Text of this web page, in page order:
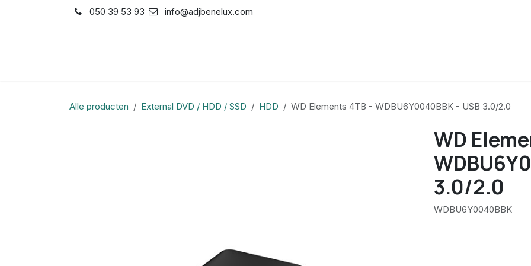
Overslaan naar inhoud
050 39 53 93 info@adjbenelux.com
Alle producten External DVD / HDD / SSD HDD WD Elements 4TB - WDBU6Y0040BBK - USB 3.0/2.0
WD
3.0/2.0
WDBU6Y0040BBK